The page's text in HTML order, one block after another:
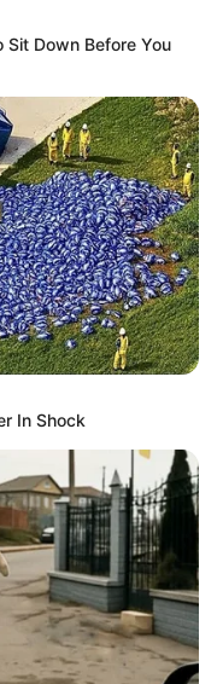
Sit Down Before You
In Shock